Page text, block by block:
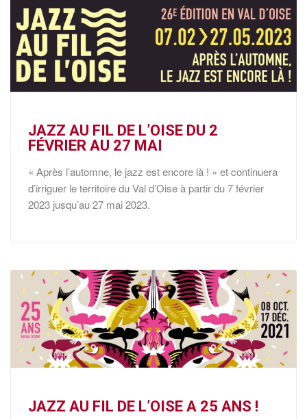
JAZZ AU FIL DE L’OISE DU 2
FÉVRIER AU 27 MAI
« Après l’automne, le jazz est encore là ! » et continuera
d’irriguer le territoire du Val d’Oise à partir du 7 février
2023 jusqu’au 27 mai 2023.
JAZZ AU FIL DE L’OISE A 25 ANS !